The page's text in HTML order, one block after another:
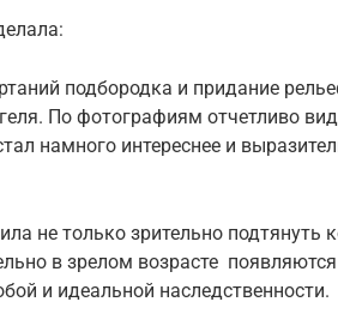
подбородка и придание
По фотографиям отчетливо
намного интереснее и
не только зрительно подтянуть
в зрелом возрасте
и идеальной наследственности.